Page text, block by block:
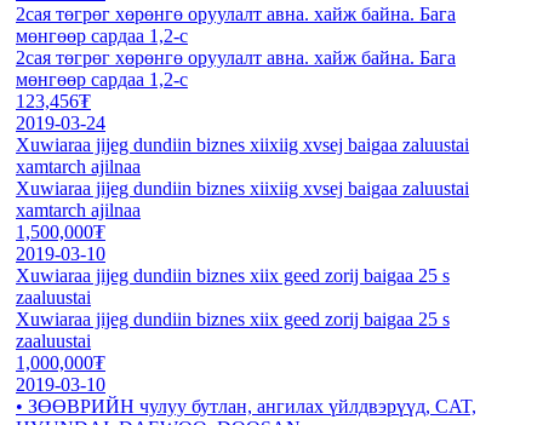
2сая төгрөг хөрөнгө оруулалт авна. хайж байна. Бага
мөнгөөр сардаа 1,2-с
2сая төгрөг хөрөнгө оруулалт авна. хайж байна. Бага
мөнгөөр сардаа 1,2-с
123,456₮
2019-03-24
Xuwiaraa jijeg dundiin biznes xiixiig xvsej baigaa zaluustai
xamtarch ajilnaa
Xuwiaraa jijeg dundiin biznes xiixiig xvsej baigaa zaluustai
xamtarch ajilnaa
1,500,000₮
2019-03-10
Xuwiaraa jijeg dundiin biznes xiix geed zorij baigaa 25 s
zaaluustai
Xuwiaraa jijeg dundiin biznes xiix geed zorij baigaa 25 s
zaaluustai
1,000,000₮
2019-03-10
• ЗӨӨВРИЙН чулуу бутлан, ангилах үйлдвэрүүд, CAT,